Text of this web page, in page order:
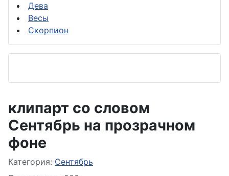
Дева
Весы
Скорпион
клипарт со словом
Сентябрь на прозрачном
фоне
Информация о материале
Категория: Сентябрь